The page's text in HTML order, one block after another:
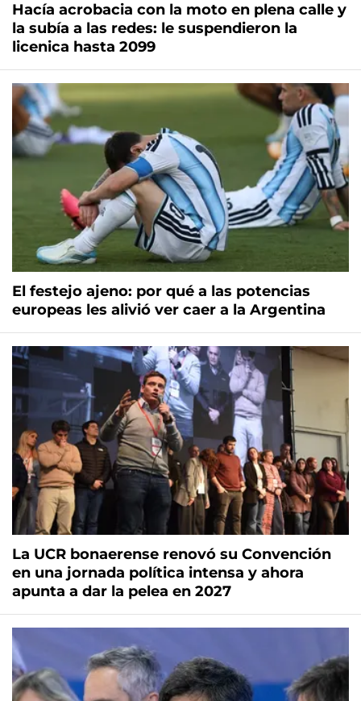
Hacía acrobacia con la moto en plena calle y
la subía a las redes: le suspendieron la
licenica hasta 2099
El festejo ajeno: por qué a las potencias
europeas les alivió ver caer a la Argentina
La UCR bonaerense renovó su Convención
en una jornada política intensa y ahora
apunta a dar la pelea en 2027